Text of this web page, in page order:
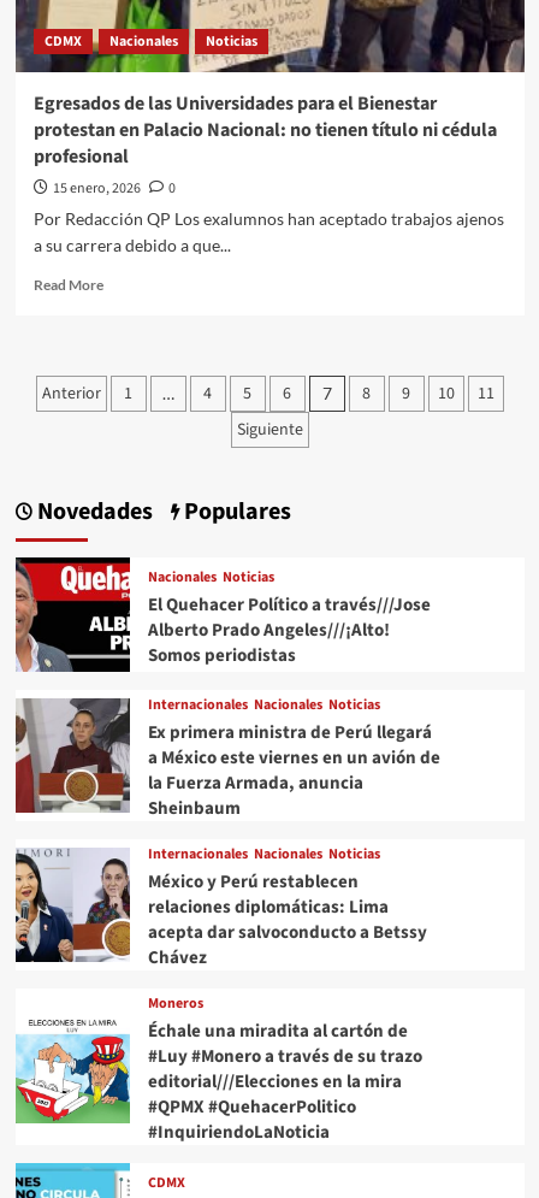
Paz
sean
contigo
María
Corina
Machado
CDMX Nacionales Noticias
Egresados de las Universidades para el Bienestar
protestan en Palacio Nacional: no tienen título ni cédula
profesional
15 enero, 2026
0
Por Redacción QP Los exalumnos han aceptado trabajos ajenos
a su carrera debido a que...
Read MoreRead
de
protestan
Palacio
Nacional:
no
tienen
título
ni
profesional
Paginación
Anterior 1 … 4 5 6 7 8 9 10
11
Siguiente
Novedades Populares
Nacionales Noticias
El Quehacer Político a través///Jose
Alberto Prado Angeles///¡Alto!
Somos periodistas
Internacionales Nacionales Noticias
Ex primera ministra de Perú llegará
a México este viernes en un avión de
la Fuerza Armada, anuncia
Sheinbaum
Internacionales Nacionales Noticias
México y Perú restablecen
relaciones diplomáticas: Lima
acepta dar salvoconducto a Betssy
Chávez
Moneros
Échale una miradita al cartón de
#Luy #Monero a través de su trazo
editorial///Elecciones en la mira
#QPMX #QuehacerPolitico
#InquiriendoLaNoticia
CDMX